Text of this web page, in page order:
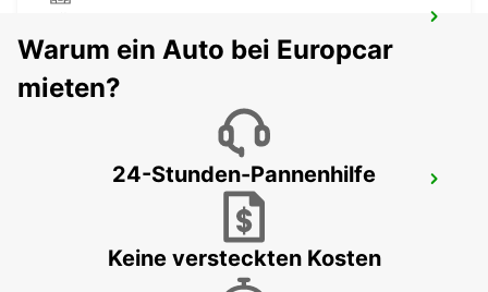
MOLNDAL - SWEDEN
GÖTEBORG SISJON
Warum ein Auto bei Europcar
mieten?
24-Stunden-Pannenhilfe
Keine versteckten Kosten